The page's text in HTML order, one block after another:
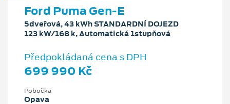
Ford Puma Gen-E
5dveřová, 43 kWh STANDARDNÍ DOJEZD
123 kW/168 k, Automatická 1stupňová
Předpokládaná cena s DPH
699 990 Kč
Pobočka
Opava